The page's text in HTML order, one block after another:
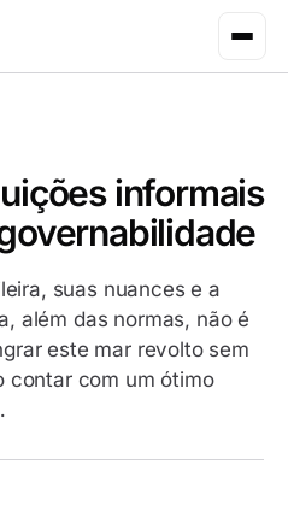
informais
suas nuances e a
além das normas, não é
este mar revolto sem
contar com um ótimo